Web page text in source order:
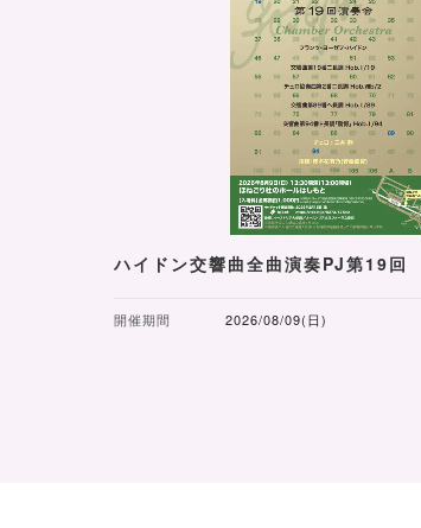
ハイドン交響曲全曲演奏PJ第19回
開催期間 2026/08/09(日)